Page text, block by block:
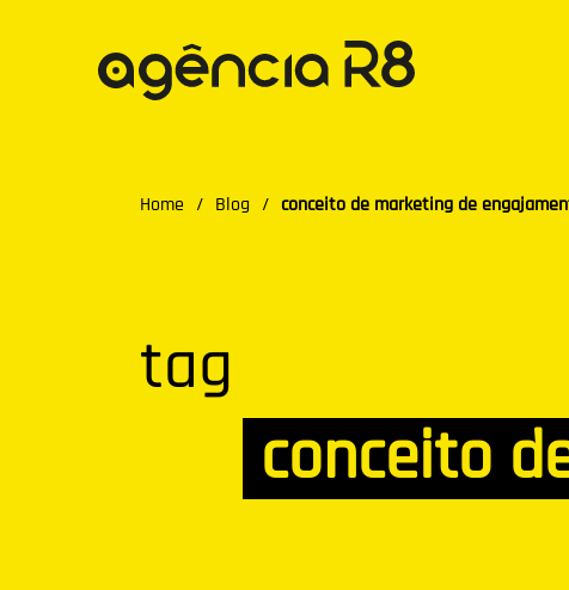
Home / Blog / conceito de marketing de
tag
conceito